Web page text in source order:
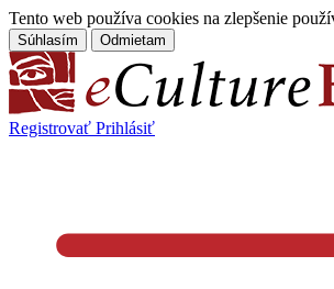
Tento web používa cookies na zlepšenie
Súhlasím Odmietam
Registrovať Prihlásiť